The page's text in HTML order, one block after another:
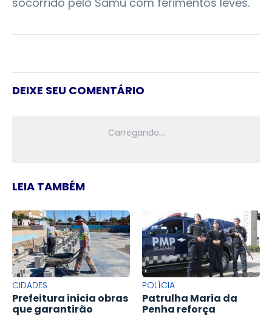
DEIXE SEU COMENTÁRIO
LEIA TAMBÉM
CIDADES
Prefeitura inicia obras
que garantirão
POLÍCIA
Patrulha Maria da
Penha reforça